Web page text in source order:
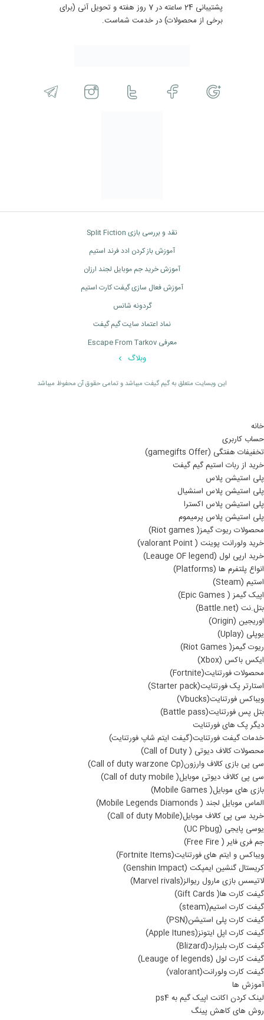
پشتیبانی 24 ساعته در 7 روز هفته و تحویل آنی (برای
برخی از محصولات) در خدمت شماست.
نقد و بررسی بازی Split Fiction
آموزش باز کردن ادد فرند استیم
آموزش خرید جم موبایل لجند ارزان
آموزش فعال سازی گیفت کارت استیم
گردونه شانس
نماد اعتماد سایت گیم گیفت
معرفی Escape From Tarkov
وبلاگ
اين وبسايت متعلق به گیم گیفت ميباشد و تمامی حقوق آن محفوظ ميباشد
خانه
حساب کاربری
تخفیفات هفتگی (gamegifts Offer)
خرید از ربات استیم گیم گیفت
پلی استیشن پلاس
پلی استیشن پلاس اسنشیال
پلی استیشن پلاس اکسترا
پلی استیشن پلاس پرمیموم
محصولات ریوت گیمز( Riot games)
خرید ولورانت پوینت ( valorant Point)
خرید ارپی لول (Leauge OF legend)
انواع پلتفرم ها (Platforms)
استیم (Steam)
اپیک گیمز ( Epic Games)
بتل.نت (Battle.net)
اوریجین (Origin)
یوپلی (Uplay)
ریوت گیمز( Riot Games)
ایکس باکس (Xbox)
محصولات فورتنایت(Fortnite)
استارتر پک فورتنایت(Starter pack)
ویباکس فورتنایت(Vbucks)
بتل پس فورتنایت(Battle pass)
دیگر پک های فورتنایت
خدمات گیفت فورتنایت(گیفت ایتم شاپ فورتنایت)
محصولات کالاف دیوتی ( Call of Duty)
سی پی بازی کالاف وارزون(Call of duty warzone Cp)
سی پی کالاف دیوتی موبایل( Call of duty mobile)
بازی های موبایل( Mobile Games)
الماس موبایل لجند ( Mobile Legends Diamonds)
خرید سی پی کالاف موبایل(Call of duty Mobile)
یوسی پایجی (UC Pbug)
جم فری فایر ( Free Fire)
ویباکس و ایتم های فورتنایت(Fortnite Items)
کریستال گنشین ایمپکت (Genshin Impact)
لاتیسس بازی مارول ریوالز(Marvel rivals)
گیفت کارت ها( Gift Cards)
گیفت کارت استیم(steam)
گیفت کارت پلی استیشن(PSN)
گیفت کارت اپل ایتونز(Apple Itunes)
گیفت کارت بلیزارد(Blizard)
گیفت کارت لول (Leauge of legends)
گیفت کارت ولورانت(valorant)
آموزش ها
لینک کردن اکانت اپیک گیم به ps4
روش های کاهش پینگ